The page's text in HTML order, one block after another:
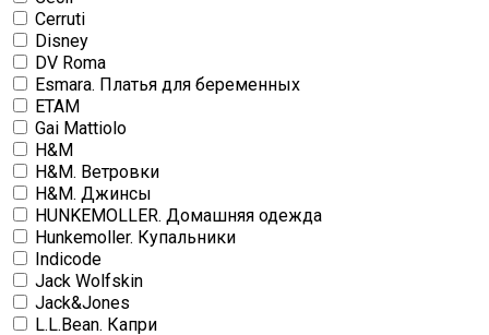
Cerruti
Disney
DV Roma
Esmara. Платья для беременных
ETAM
Gai Mattiolo
H&M
H&M. Ветровки
H&M. Джинсы
HUNKEMOLLER. Домашняя одежда
Hunkemoller. Купальники
Indicode
Jack Wolfskin
Jack&Jones
L.L.Bean. Капри